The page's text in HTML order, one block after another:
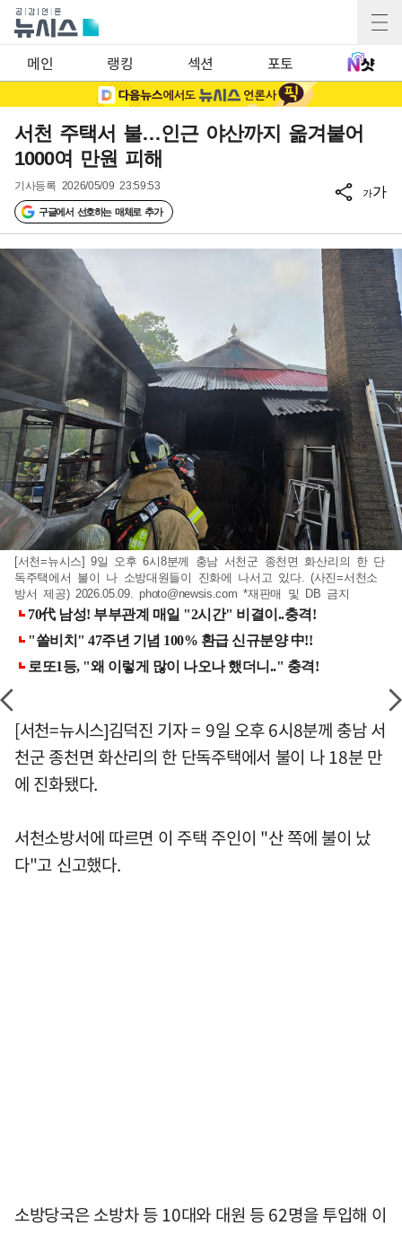
메인 랭킹 섹션 포토
서천 주택서 불…인근 야산까지 옮겨붙어
1000여 만원 피해
기사등록 2026/05/09 23:59:53
구글에서 선호하는 매체로 추가
가가
[서천=뉴시스] 9일 오후 6시8분께 충남 서천군 종천면 화산리의 한 단
독주택에서 불이 나 소방대원들이 진화에 나서고 있다. (사진=서천소
방서 제공) 2026.05.09.photo@newsis.com *재판매 및 DB 금지
[서천=뉴시스]김덕진 기자 = 9일 오후 6시8분께 충남 서
천군 종천면 화산리의 한 단독주택에서 불이 나 18분 만
에 진화됐다.
서천소방서에 따르면 이 주택 주인이 "산 쪽에 불이 났
다"고 신고했다.
소방당국은 소방차 등 10대와 대원 등 62명을 투입해 이